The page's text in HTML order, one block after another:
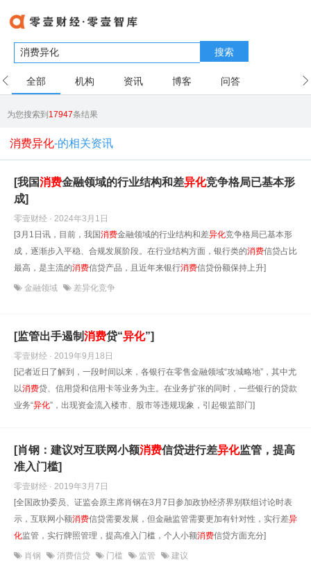
搜索
全部 机构 资讯 博客 问答
为您搜索到17947条结果
消费异化-的相关资讯
[我国消费金融领域的行业结构和差异化竞争格局已基本形
成]
零壹财经 · 2024年3月1日
[3月1日讯，目前，我国消费金融领域的行业结构和差异化竞争格局已基本形
成，逐渐步入平稳、合规发展阶段。在行业结构方面，银行类的消费信贷占比
最高，是主流的消费信贷产品，且近年来银行消费信贷份额保持上升]
金融领域 差异化竞争
[监管出手遏制消费贷“异化”]
零壹财经 · 2019年9月18日
[记者近日了解到，一段时间以来，各银行在零售金融领域“攻城略地”，其中尤
以消费贷、信用贷和信用卡等业务为主。在业务扩张的同时，一些银行的贷款
业务“异化”，出现资金流入楼市、股市等违规现象，引起银监部门]
[肖钢：建议对互联网小额消费信贷进行差异化监管，提高
准入门槛]
零壹财经 · 2019年3月7日
[全国政协委员、证监会原主席肖钢在3月7日参加政协经济界别联组讨论时表
示，互联网小额消费信贷需要发展，但金融监管需要更加有针对性，实行差异
化监管，实行牌照管理，提高准入门槛，个人小额消费信贷方面充分]
肖钢 消费信贷 门槛 监管 建议